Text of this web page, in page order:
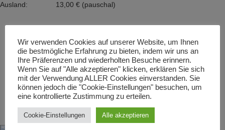
Ausland: 13,00 € (pauschal)
Wir verwenden Cookies auf unserer Website, um Ihnen
die bestmögliche Erfahrung zu bieten, indem wir uns an
Ihre Präferenzen und wiederholten Besuche erinnern.
Wenn Sie auf "Alle akzeptieren" klicken, erklären Sie sich
mit der Verwendung ALLER Cookies einverstanden. Sie
können jedoch die "Cookie-Einstellungen" besuchen, um
eine kontrollierte Zustimmung zu erteilen.
Cookie-Einstellungen Alle akzeptieren